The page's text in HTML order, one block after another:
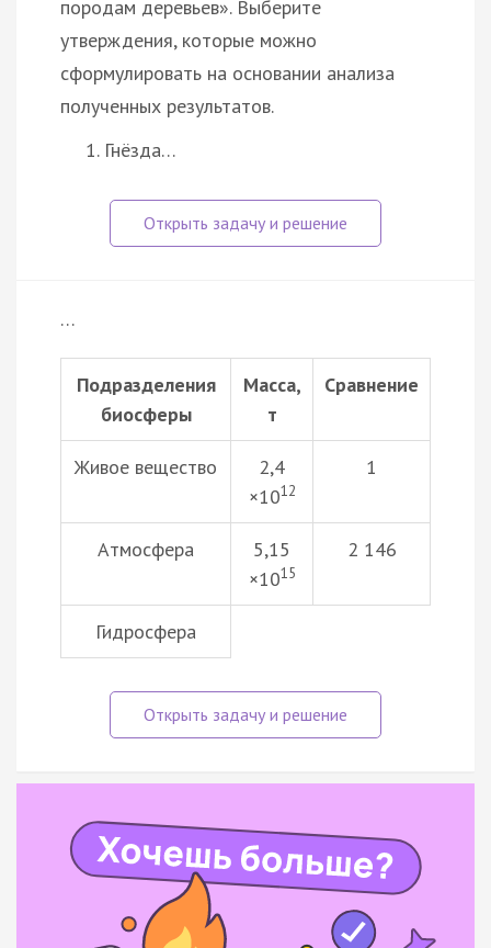
породам деревьев». Выберите
утверждения, которые можно
сформулировать на основании анализа
полученных результатов.
Гнёзда…
…
Подразделения
биосферы
Масса,
т
Сравнение
Живое вещество
2,4
×1012
1
Атмосфера
5,15
×1015
2 146
Гидросфера